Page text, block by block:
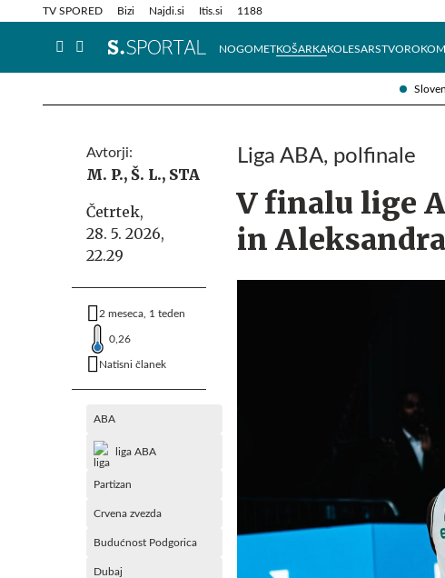
TV SPORED Bizi Najdi.si Itis.si 1188
NOGOMETKOŠARKAKOLESARSTVO
Info in obvestila Tehnik
Avtorji:
M. P., Š. L., STA
Četrtek,
28. 5. 2026,
22.29
2 meseca, 1 teden
0,26
Natisni članek
ABA
liga ABA
Partizan
Crvena zvezda
Budućnost Podgorica
Dubaj
Liga ABA, polfinale
V finalu lige
in